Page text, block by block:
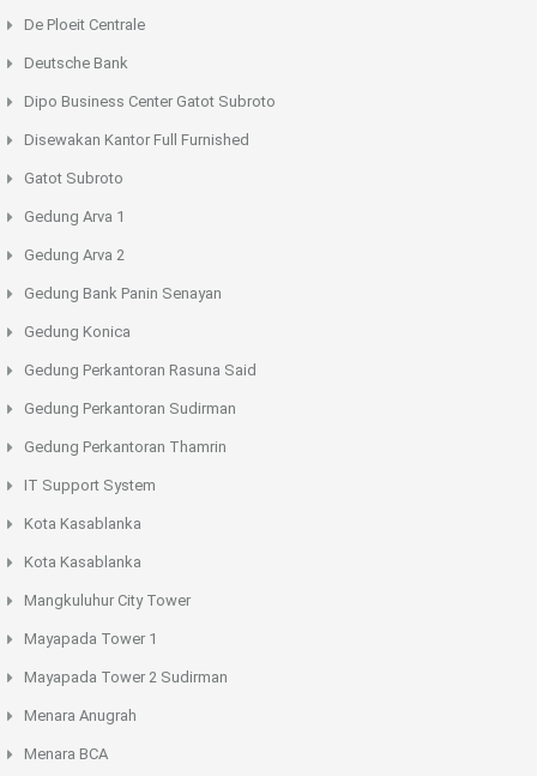
De Ploeit Centrale
Deutsche Bank
Dipo Business Center Gatot Subroto
Disewakan Kantor Full Furnished
Gatot Subroto
Gedung Arva 1
Gedung Arva 2
Gedung Bank Panin Senayan
Gedung Konica
Gedung Perkantoran Rasuna Said
Gedung Perkantoran Sudirman
Gedung Perkantoran Thamrin
IT Support System
Kota Kasablanka
Kota Kasablanka
Mangkuluhur City Tower
Mayapada Tower 1
Mayapada Tower 2 Sudirman
Menara Anugrah
Menara BCA